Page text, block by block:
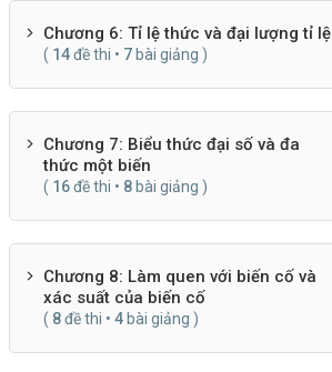
Chương 6: Tỉ lệ thức và đại lượng tỉ lệ
( 14đề thi • 7bài giảng )
Chương 7: Biểu thức đại số và đa
thức một biến
( 16đề thi • 8bài giảng )
Chương 8: Làm quen với biến cố và
xác suất của biến cố
( 8đề thi • 4bài giảng )